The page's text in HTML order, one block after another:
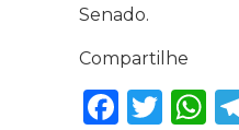
Senado.
Compartilhe